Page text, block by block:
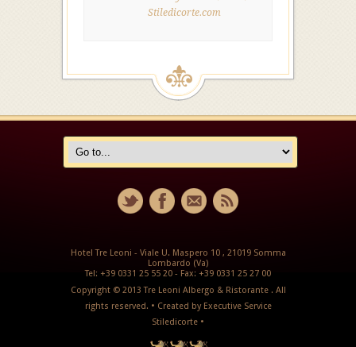
Stiledicorte.com
Hotel Tre Leoni - Viale U. Maspero 10 , 21019 Somma
Lombardo (Va)
Tel: +39 0331 25 55 20 - Fax: +39 0331 25 27 00
Copyright © 2013 Tre Leoni Albergo & Ristorante . All
rights reserved. • Created by Executive Service
Stiledicorte •